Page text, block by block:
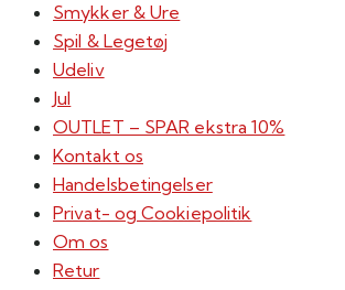
Smykker & Ure
Spil & Legetøj
Udeliv
Jul
OUTLET – SPAR ekstra 10%
Kontakt os
Handelsbetingelser
Privat- og Cookiepolitik
Om os
Retur